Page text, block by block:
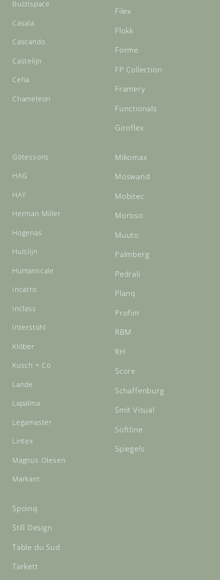
Buzzispace
Casala
Cascando
Castelijn
Ceha
Chameleon
Filex
Flokk
Forme
FP Collection
Framery
Functionals
Giroflex
Götessons
HAG
HAY
Herman Miller
Hogenas
Huislijn
Humanscale
Incatro
Inclass
Interstühl
Klöber
Kusch + Co
Lande
Lapalma
Legamaster
Lintex
Magnus Olesen
Markant
Mikomax
Moswand
Mobitec
Moroso
Muuto
Palmberg
Pedrali
Planq
Profim
RBM
RH
Score
Schaffenburg
Smit Visual
Softline
Spiegels
Spoinq
Still Design
Table du Sud
Tarkett